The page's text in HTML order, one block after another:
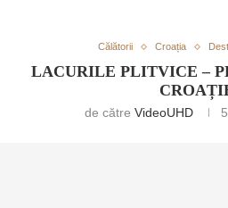
Călătorii Croația
LACURILE PLITVICE –
de către VideoUHD